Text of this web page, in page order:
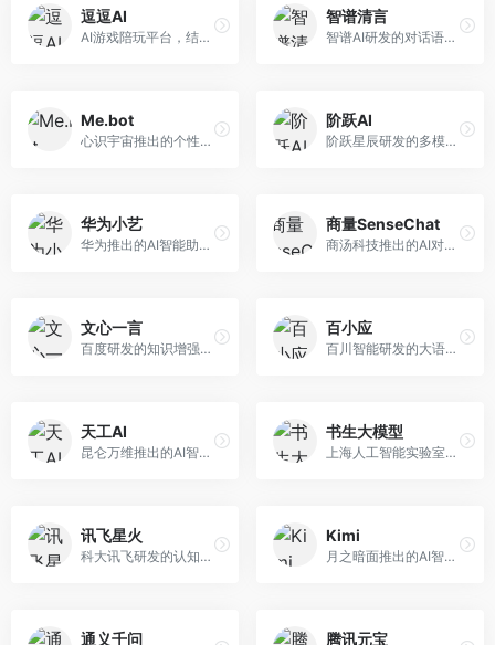
逗逗AI
AI游戏陪玩平台，结合游戏理解和自然语言交互技术。面向游戏玩家，提供游戏攻略、陪玩互动、社交聊天等服务，游戏知识丰富，互动体验有趣。
智谱清言
智谱AI研发的对话语言模型，支持中英双语交互。面向中文用户和开发者，提供知识问答、代码编写、文档解读等服务，开源生态完善，学术研究背景深厚。
Me.bot
心识宇宙推出的个性化AI伴侣，专注于情感交互和个人助理服务。面向个人用户，支持日程管理、情感陪伴、知识问答等功能，交互体验人性化。
阶跃AI
阶跃星辰研发的多模态大模型平台，支持文本、图像、视频的综合理解与生成。面向创作者和企业客户，提供内容创作、智能分析等服务，多模态能力突出。
华为小艺
华为推出的AI智能助手网页端，深度整合鸿蒙生态和华为云服务。面向华为设备用户，支持语音交互、智能问答、设备控制等功能，与华为硬件生态无缝衔接。
商量SenseChat
商汤科技推出的AI对话平台，结合计算机视觉和自然语言处理技术。面向企业用户和开发者，支持多模态交互，视觉理解能力强，适合智能客服和内容创作场景。
文心一言
百度研发的知识增强大语言模型，深度融合百度知识图谱和搜索能力。面向中文用户，提供知识问答、文本创作、逻辑推理等服务，中文语境理解准确，知识覆盖面广。
百小应
百川智能研发的大语言模型助手，专注于中文理解和生成。面向中文用户，提供知识问答、文本创作、代码辅助等服务，模型参数规模大，中文表达流畅自然。
天工AI
昆仑万维推出的AI智能助手，集成搜索、对话、创作等多种能力。面向普通用户和内容创作者，支持联网搜索、文本生成、图像理解等功能，响应速度快，免费使用。
书生大模型
上海人工智能实验室研发的开源大模型系列，支持多尺度和多模态。面向研究机构和开发者，开源生态完善，学术研究背景深厚，适合科研和定制开发。
讯飞星火
科大讯飞研发的认知智能大模型，深度融合语音识别和自然语言处理技术。面向企业用户和教育领域，提供语音交互、文档处理、代码生成等服务，中文语音识别准确率高。
Kimi
月之暗面推出的AI智能助手，核心优势在于超长文本处理能力，支持20万字以上文档分析。面向学术研究者、职场人士和内容创作者，提供文档解读、PPT生成、联网搜索等综合服务。
通义千问 腾讯元宝